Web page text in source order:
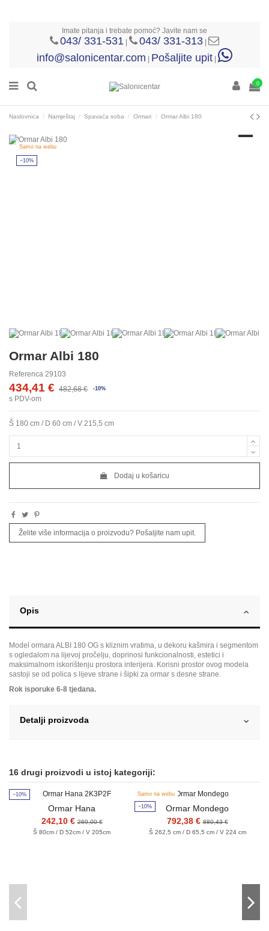
Imate pitanja i trebate pomoć? Javite nam se
043/ 331-531 | 043/ 331-313 |
info@salonicentar.com | Pošaljite upit |
0
Naslovnica Namještaj Spavaća soba Ormari Ormar Albi 180
Samo na webu
−10%
Ormar Albi 180
Referenca 29103
434,41 € 482,68 € -10%
s PDV-om
Š 180 cm / D 60 cm / V 215,5 cm
Dodaj u košaricu
Želite više informacija o proizvodu? Pošaljite nam upit.
Opis
Model ormara ALBI 180 OG s kliznim vratima, u dekoru kašmira i segmentom
s ogledalom na lijevoj pročelju, doprinosi funkcionalnosti, estetici i
maksimalnom iskorištenju prostora interijera. Korisni prostor ovog modela
sastoji se od polica s lijeve strane i šipki za ormar s desne strane.
Rok isporuke 6-8 tjedana.
Detalji proizvoda
16 drugi proizvodi u istoj kategoriji:
−10%
Ormar Hana
242,10 €269,00 €
Š 80cm / D 52cm / V 205cm
Samo na webu
−10%
Ormar Mondego
792,38 €880,43 €
Š 262,5 cm / D 65,5 cm / V 224 cm